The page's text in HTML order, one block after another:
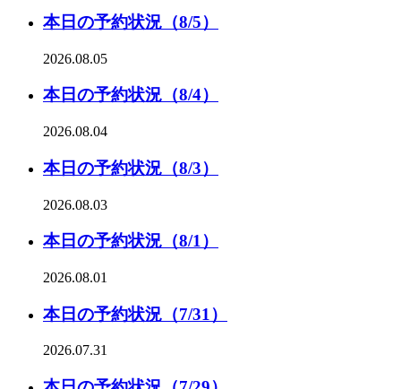
本日の予約状況（8/5）
2026.08.05
本日の予約状況（8/4）
2026.08.04
本日の予約状況（8/3）
2026.08.03
本日の予約状況（8/1）
2026.08.01
本日の予約状況（7/31）
2026.07.31